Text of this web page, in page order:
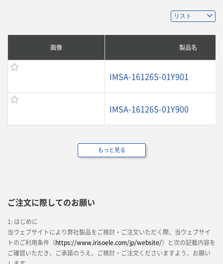
画像 製品名
IMSA-16126S-01Y901
IMSA-16126S-01Y900
もっと見る
ご注文に際してのお願い
1: はじめに
当ウェブサイトにより弊社製品をご検討・ご注文いただく際、当ウェブサイ
トのご利用条件（https://www.irisoele.com/jp/website/）と次の記載内容を
ご確認いただき、ご承諾のうえ、ご検討・ご注文くださいますよう、お願い